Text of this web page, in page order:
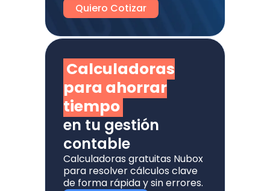
Calculadoras
para ahorrar
tiempo
en tu gestión
contable
Calculadoras gratuitas Nubox
para resolver cálculos clave
de forma rápida y sin errores.
Quiero Cotizar